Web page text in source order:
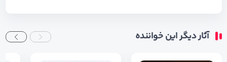
آثار دیگر این خواننده